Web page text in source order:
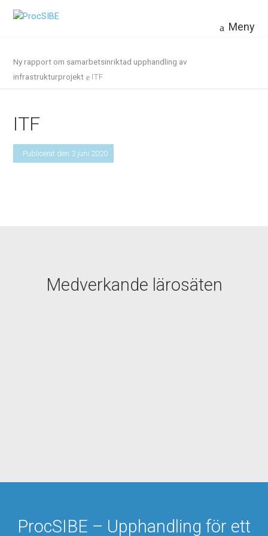
Meny
Ny rapport om samarbetsinriktad upphandling av
infrastrukturprojekt
ITF
ITF
· Publicerat den 3 juni 2020
Medverkande lärosäten
ProcSIBE – Upphandling för ett